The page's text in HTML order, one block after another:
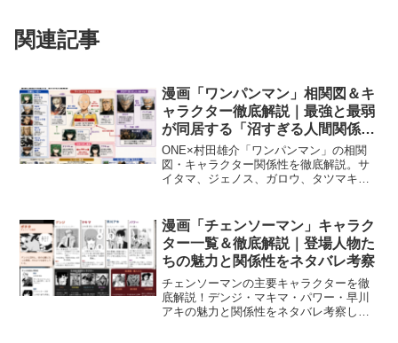
関連記事
漫画「ワンパンマン」相関図＆キ
ャラクター徹底解説｜最強と最弱
が同居する「沼すぎる人間関係」
ネタバレ考察
ONE×村田雄介「ワンパンマン」の相関
図・キャラクター関係性を徹底解説。サ
イタマ、ジェノス、ガロウ、タツマキな
漫画「チェンソーマン」キャラク
ター一覧＆徹底解説｜登場人物た
ちの魅力と関係性をネタバレ考察
チェンソーマンの主要キャラクターを徹
底解説！デンジ・マキマ・パワー・早川
アキの魅力と関係性をネタバレ考察しま